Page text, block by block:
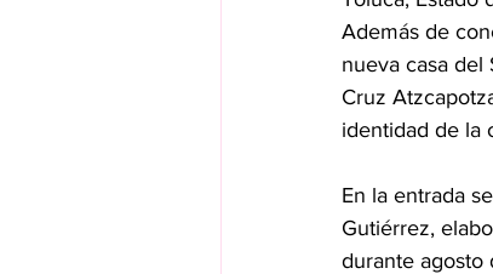
Además de
nueva casa del
Cruz
identidad de la
En la entrada
Gutiérrez,
durante agosto